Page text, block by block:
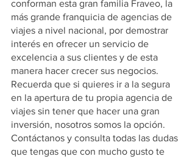
conforman esta gran familia Fraveo, la
más grande franquicia de agencias de
viajes a nivel nacional, por demostrar
interés en ofrecer un servicio de
excelencia a sus clientes y de esta
manera hacer crecer sus negocios.
Recuerda que si quieres ir a la segura
en la apertura de tu propia agencia de
viajes sin tener que hacer una gran
inversión, nosotros somos la opción.
Contáctanos y consulta todas las dudas
que tengas que con mucho gusto te